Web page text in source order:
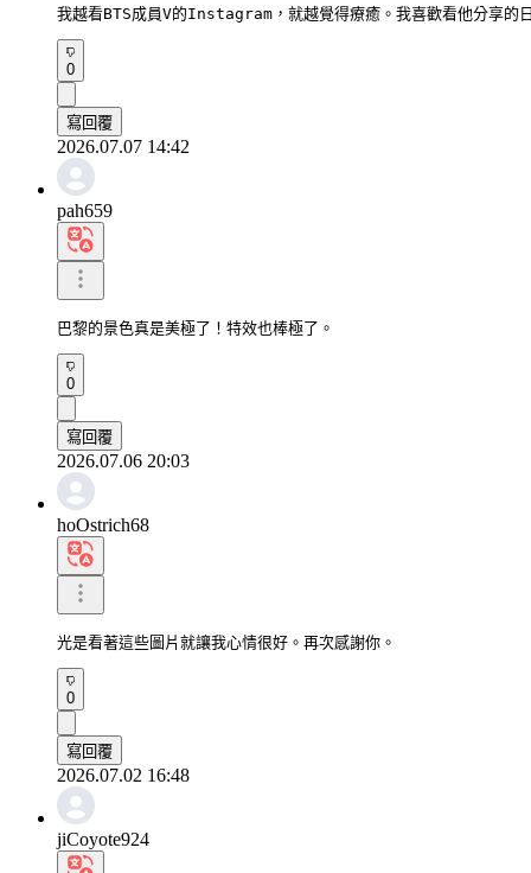
我越看BTS成員V的Instagram，就越覺得療癒。我喜歡看他分享
0
寫回覆
2026.07.07 14:42
pah659
巴黎的景色真是美極了！特效也棒極了。
0
寫回覆
2026.07.06 20:03
hoOstrich68
光是看著這些圖片就讓我心情很好。再次感謝你。
0
寫回覆
2026.07.02 16:48
jiCoyote924